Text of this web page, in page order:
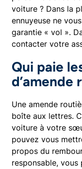
voiture ? Dans la
ennuyeuse ne
garantie « vol ».
contacter votre
Qui paie
d’amende
Une amende
boîte aux lettres.
voiture à votre
pouvez vous
propos du
responsable, vous